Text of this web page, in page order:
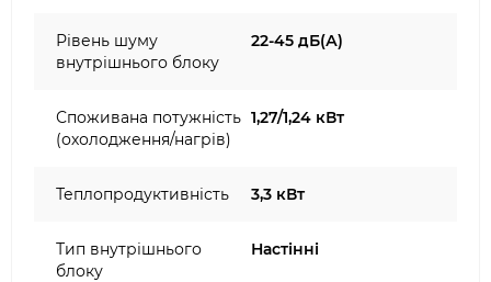
Рівень шуму
внутрішнього блоку
22-45 дБ(А)
Споживана потужність
(охолодження/нагрів)
1,27/1,24 кВт
Теплопродуктивність 3,3 кВт
Тип внутрішнього
блоку
Настінні